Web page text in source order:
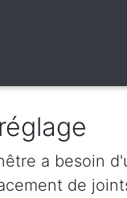
a besoin
de